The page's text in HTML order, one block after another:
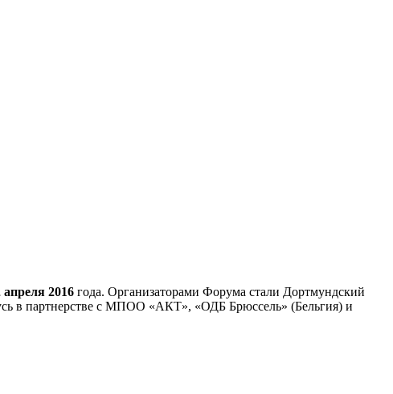
апреля 2016 года. Организаторами Форума стали Дортмундский
в партнерстве с МПОО «АКТ», «ОДБ Брюссель» (Бельгия) и